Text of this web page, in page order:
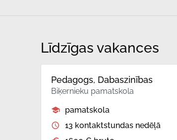
Līdzīgas vakances
Pedagogs, Dabaszinības
Biķernieku pamatskola
pamatskola
13 kontaktstundas nedēļā